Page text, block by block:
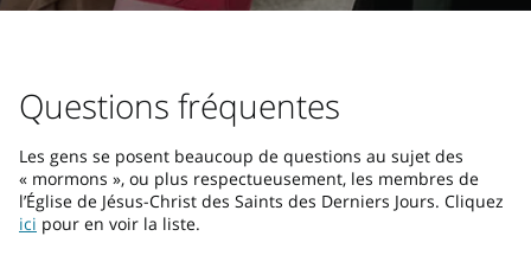
Questions fréquentes
Les gens se posent beaucoup de questions au sujet des
« mormons », ou plus respectueusement, les membres de
l’Église de Jésus-Christ des Saints des Derniers Jours. Cliquez
ici pour en voir la liste.